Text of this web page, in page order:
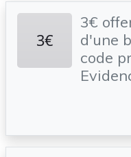
3€
3€
d'une
code